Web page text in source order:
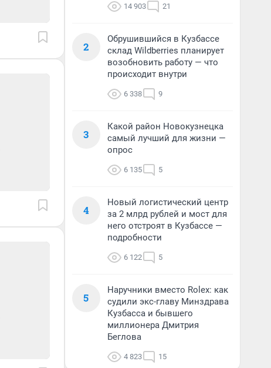
14 903 21
2
Обрушившийся в Кузбассе
склад Wildberries планирует
возобновить работу — что
происходит внутри
6 338 9
3
Какой район Новокузнецка
самый лучший для жизни —
опрос
6 135 5
4
Новый логистический центр
за 2 млрд рублей и мост для
него отстроят в Кузбассе —
подробности
6 122 5
5
Наручники вместо Rolex: как
судили экс-главу Минздрава
Кузбасса и бывшего
миллионера Дмитрия
Беглова
4 823 15